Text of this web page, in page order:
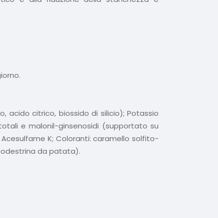
acido citrico, biossido di silicio); Potassio
e malonil-ginsenosidi (supportato su
K; Coloranti: caramello solfito-
da patata).